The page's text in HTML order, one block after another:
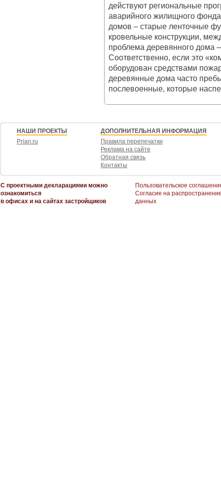
действуют региональные
аварийного жилищного
домов – старые ленточные
кровельные конструкции,
проблема деревянного дома
Соответственно, если это
оборудован средствами
деревянные дома часто
послевоенные, которые
НАШИ ПРОЕКТЫ
Prian.ru
ДОПОЛНИТЕЛЬНАЯ ИНФОРМАЦИЯ
Правила перепечатки
Реклама на сайте
Обратная связь
Контакты
С проектными декларациями можно
ознакомиться
в офисах и на сайтах застройщиков
Пользовательское
Согласие на
данных